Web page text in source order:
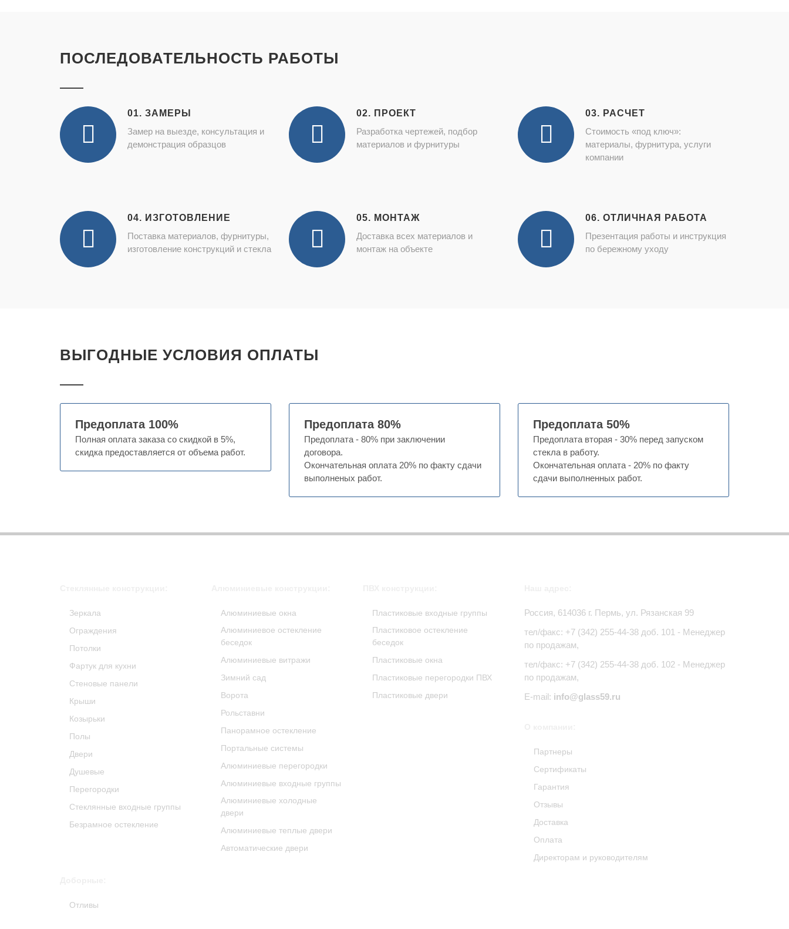
ПОСЛЕДОВАТЕЛЬНОСТЬ РАБОТЫ
01. ЗАМЕРЫ
Замер на выезде, консультация и
демонстрация образцов
02. ПРОЕКТ
Разработка чертежей, подбор
материалов и фурнитуры
03. РАСЧЕТ
Стоимость «под ключ»:
материалы, фурнитура, услуги
компании
04. ИЗГОТОВЛЕНИЕ
Поставка материалов, фурнитуры,
изготовление конструкций и стекла
05. МОНТАЖ
Доставка всех материалов и
монтаж на объекте
06. ОТЛИЧНАЯ РАБОТА
Презентация работы и инструкция
по бережному уходу
ВЫГОДНЫЕ УСЛОВИЯ ОПЛАТЫ
Предоплата 100%
Полная оплата заказа со скидкой в 5%,
скидка предоставляется от объема работ.
Предоплата 80%
Предоплата - 80% при заключении
договора.
Окончательная оплата 20% по факту сдачи
выполненых работ.
Предоплата 50%
Предоплата вторая - 30% перед запуском
стекла в работу.
Окончательная оплата - 20% по факту
сдачи выполненных работ.
Зеркала
Ограждения
Потолки
Фартук для кухни
Стеновые панели
Крыши
Козырьки
Полы
Двери
Душевые
Перегородки
Стеклянные входные группы
Безрамное остекление
Алюминиевые окна
Алюминиевое остекление
беседок
Алюминиевые витражи
Зимний сад
Ворота
Рольставни
Панорамное остекление
Портальные системы
Алюминиевые перегородки
Алюминиевые входные группы
Алюминиевые холодные
двери
Алюминиевые теплые двери
Автоматические двери
Пластиковые входные группы
Пластиковое остекление
беседок
Пластиковые окна
Пластиковые перегородки ПВХ
Пластиковые двери
Отливы
Россия, 614036г. Пермь, ул. Рязанская 99
тел/факс: +7 (342) 255-44-38доб. 101 - Менеджер
по продажам,
тел/факс: +7 (342) 255-44-38 доб. 102 - Менеджер
по продажам,
E-mail: info@glass59.ru
Партнеры
Сертификаты
Гарантия
Отзывы
Доставка
Оплата
Директорам и руководителям